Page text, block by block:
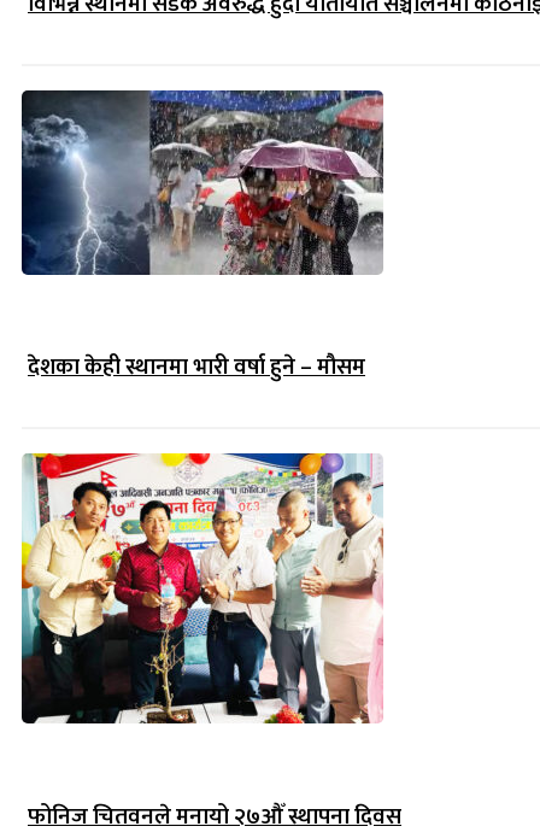
देशका केही स्थानमा भारी वर्षा हुने – मौसम
फोनिज चितवनले मनायो २७औँ स्थापना दिवस